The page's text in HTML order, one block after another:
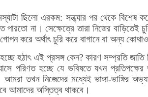
ছিলো এরকম: সন্ধ্যার পর থেকেবিশেষ
পারতো না। সেক্ষেত্রে তারা নিজের
করে অর্থাৎ চুরি করে বাগানে বা অন্য
হঠাৎ এই প্রসঙ্গ কেন? কারণ সম্প্রতি জাতি
পরিণত হচ্ছে যে ভবিষতে যখন
তখন নিজেদের মধ্যেই ভাঙ্গা-ভাঙ্গির
আমাদের অস্তিত্ব থাকবে।